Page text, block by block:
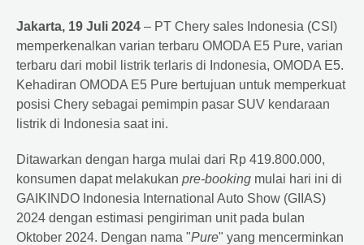
Jakarta, 19 Juli 2024 – PT Chery sales Indonesia (CSI)
memperkenalkan varian terbaru OMODA E5 Pure, varian
terbaru dari mobil listrik terlaris di Indonesia, OMODA E5.
Kehadiran OMODA E5 Pure bertujuan untuk memperkuat
posisi Chery sebagai pemimpin pasar SUV kendaraan
listrik di Indonesia saat ini.
Ditawarkan dengan harga mulai dari Rp 419.800.000,
konsumen dapat melakukan pre-booking mulai hari ini di
GAIKINDO Indonesia International Auto Show (GIIAS)
2024 dengan estimasi pengiriman unit pada bulan
Oktober 2024. Dengan nama "Pure" yang mencerminkan